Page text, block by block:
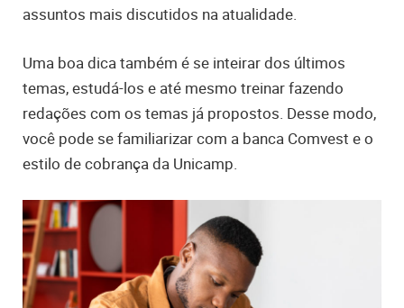
assuntos mais discutidos na atualidade.
Uma boa dica também é se inteirar dos últimos
temas, estudá-los e até mesmo treinar fazendo
redações com os temas já propostos. Desse modo,
você pode se familiarizar com a banca Comvest e o
estilo de cobrança da Unicamp.